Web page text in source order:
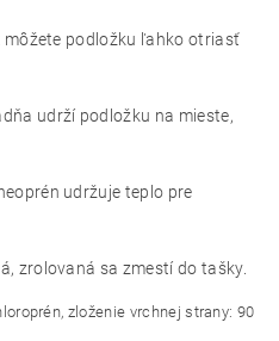
podložku ľahko otriasť
udrží podložku na mieste,
udržuje teplo pre
zrolovaná sa zmestí do tašky.
zloženie vrchnej strany: 90